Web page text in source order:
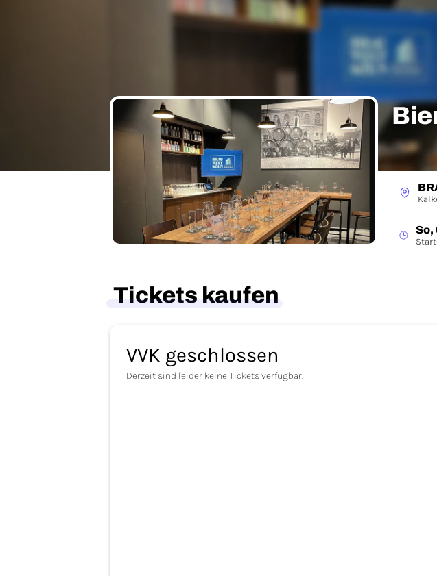
So,
Tickets kaufen
VVK geschlossen
Derzeit sind leider keine Tickets verfügbar.